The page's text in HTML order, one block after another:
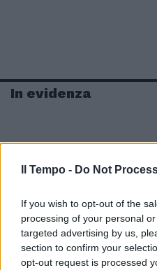
Il Tempo - Do Not
If you wish to opt-out of the
processing of your personal
targeted advertising by us,
section to confirm your
opt-out request is processed
In evidenza